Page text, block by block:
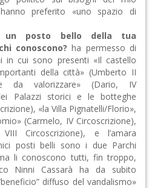
preferito «uno spazio di
un posto bello della tua
conoscono? ha permesso di
in cui sono presenti «Il castello
della città» (Umberto II
da valorizzare» (Dario, IV
Palazzi storici e le botteghe
«la Villa Pignatelli/Florio»,
(Carmelo, IV Circoscrizione),
Circoscrizione), e l’amara
posti belli sono i due Parchi
li conoscono tutti, fin troppo,
Ninni Cassarà ha da subito
diffuso del vandalismo»